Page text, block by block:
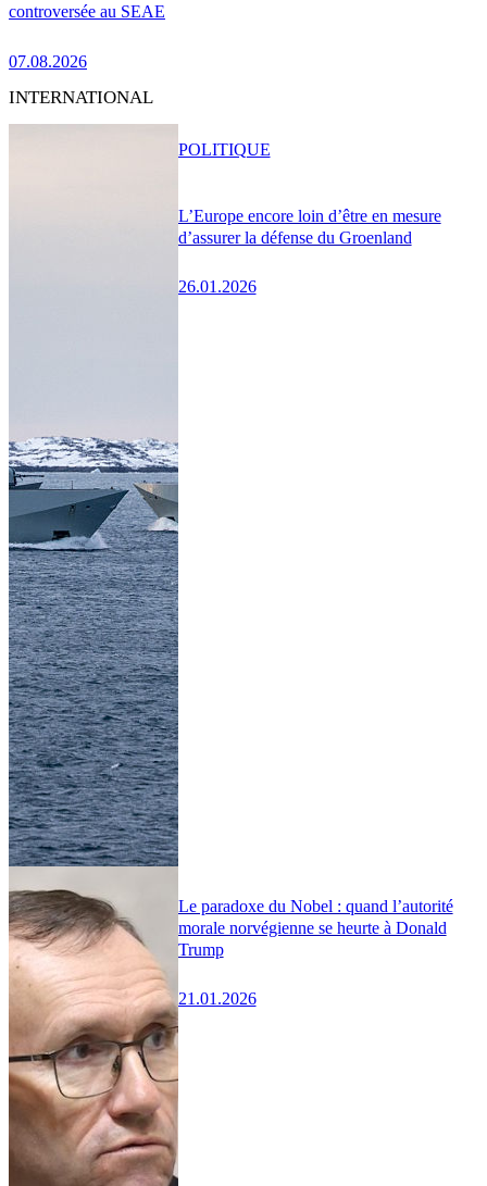
controversée au SEAE
07.08.2026
INTERNATIONAL
L’Europe encore loin d’être en mesure
d’assurer la défense du Groenland
26.01.2026
POLITIQUE
Le paradoxe du Nobel : quand l’autorité
morale norvégienne se heurte à Donald
Trump
21.01.2026